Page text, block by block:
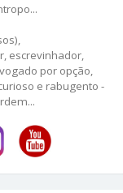
escrevinhador,
por opção,
e rabugento -